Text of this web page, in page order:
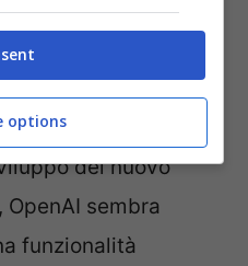
le richieste
più sofisticata
del nuovo
sembra
funzionalità
options